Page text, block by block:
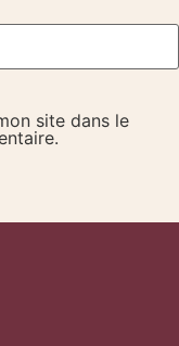
site dans le